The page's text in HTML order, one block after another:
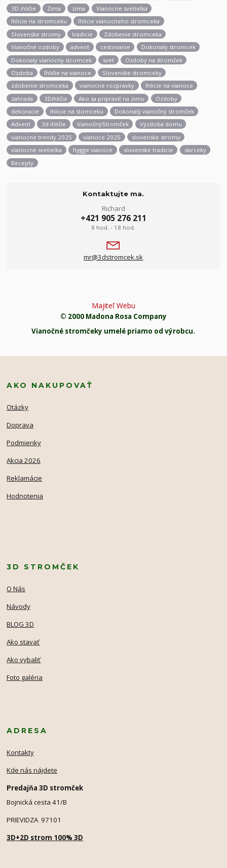
3D ihličie
Zima zima
Vianocne svetielka
Ihlicie na stromceku
Ihlicie vianocneho stromceka
Slovenske stromy
tradicie
Zdobenie stromceka
Vianočné ozdoby
advent cestovanie
Dokonaly stromcek
Dokonaly vianocny stromcek
svet
Ozdoby na stromček
Ozdoba
Ihličie na vianoce
Slovenske stromceky
zdobenie stromceka
vianocne rozpravky
Ihlicie na vianoce
zahrada
3Dihličie Ako sa pripraviť na zimu
Ozdoby
dekoracie
Ihlicie na stomceku
Dokonalý vianočný stromček
Advent
3d ihličie VianočnýStromček
Výzdoba domu
vianocne trendy 2025
vianoce 2025
slovenske stromy
vianocne svetielka
hygge vianoce slovenske tradicie
darceky
Recepty
Kontaktujte ma.
Richard
+421 905 276 211
8 hod. - 18 hod.
mr@3dstromcek.sk
Majiteľ Webu
© 2000 Madona Rosa Company
Vianočné stromčeky umelé priamo od výrobcu.
AKO NAKUPOVAŤ
Otázky
Doprava
Podmienky
Akcia 2026
Reklamácie
Hodnotenia
3D STROMČEK
O Nás
Návody
BLOG 3D
Ako stavať
Ako vybaliť
Foto galéria
ADRESA
Kontakty
Kde nás nájdete
Predajňa 3D stromček
Bojnická cesta 41/B
PRIEVIDZA 97101
3D+2D strom 100% 3D